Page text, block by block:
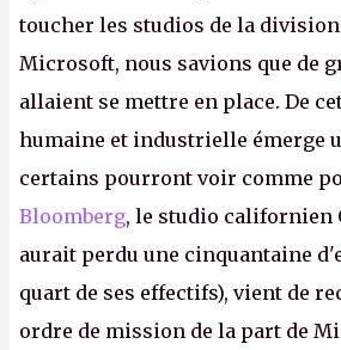
toucher les studios de la division
Microsoft, nous savions que de
allaient se mettre en place. De
humaine et industrielle émerge
certains pourront voir comme
Bloomberg, le studio californien
aurait perdu une cinquantaine
quart de ses effectifs), vient de
ordre de mission de la part de